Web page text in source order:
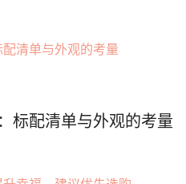
标配清单与外观的考量